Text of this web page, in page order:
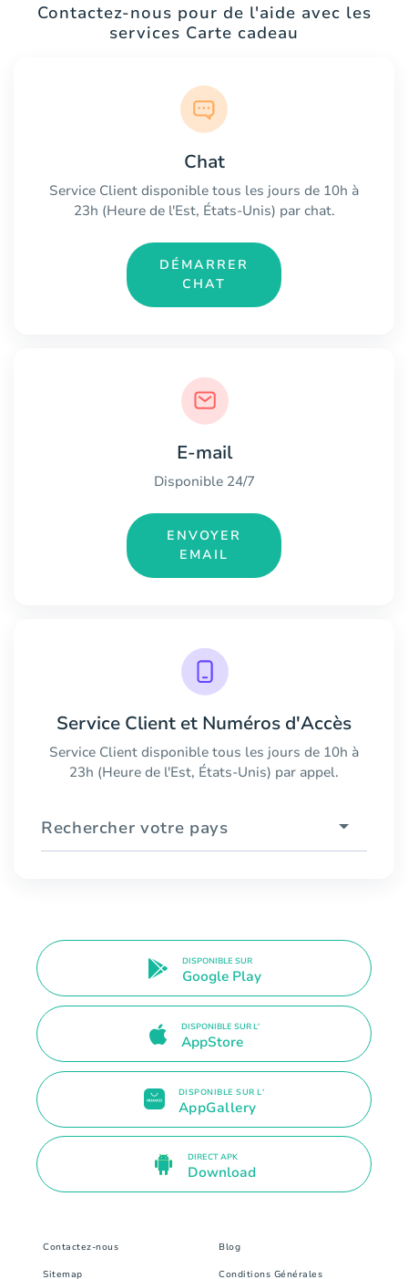
Contactez-nous pour de l'aide avec les
services Carte cadeau
Chat
Service Client disponible tous les jours de 10h à
23h (Heure de l'Est, États-Unis) par chat.
DÉMARRER
CHAT
E-mail
Disponible 24/7
ENVOYER
EMAIL
Service Client et Numéros d'Accès
Service Client disponible tous les jours de 10h à
23h (Heure de l'Est, États-Unis) par appel.
Rechercher votre pays
DISPONIBLE SUR
Google Play
DISPONIBLE SUR L'
AppStore
DISPONIBLE SUR L'
AppGallery
DIRECT APK
Download
Contactez-nous Blog
Sitemap Conditions Générales